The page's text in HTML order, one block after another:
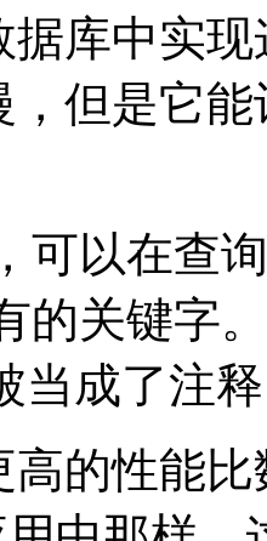
据库中实
，但是它
可以在查
的关键字
当成了注
高的性能